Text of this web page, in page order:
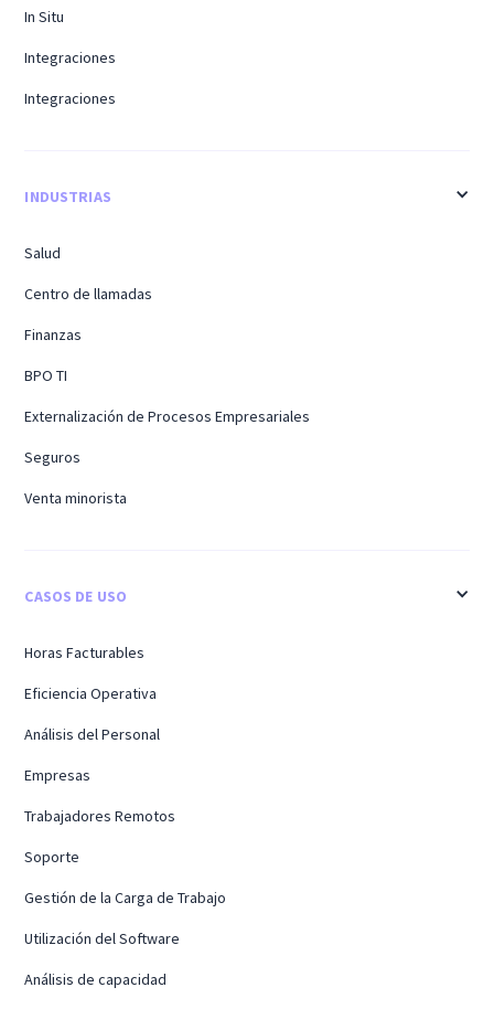
In Situ
Integraciones
Integraciones
INDUSTRIAS
Salud
Centro de llamadas
Finanzas
BPO TI
Externalización de Procesos Empresariales
Seguros
Venta minorista
CASOS DE USO
Horas Facturables
Eficiencia Operativa
Análisis del Personal
Empresas
Trabajadores Remotos
Soporte
Gestión de la Carga de Trabajo
Utilización del Software
Análisis de capacidad